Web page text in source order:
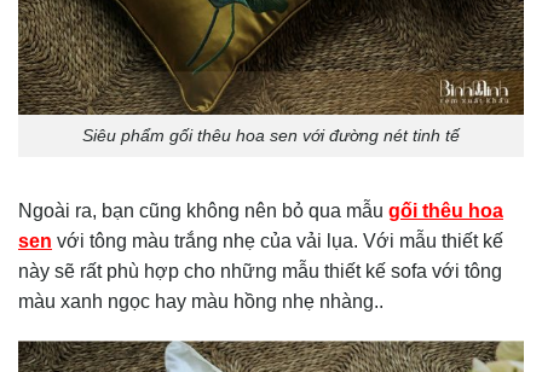
Siêu phẩm gối thêu hoa sen với đường nét tinh tế
Ngoài ra, bạn cũng không nên bỏ qua mẫu gối thêu hoa
sen với tông màu trắng nhẹ của vải lụa. Với mẫu thiết kế
này sẽ rất phù hợp cho những mẫu thiết kế sofa với tông
màu xanh ngọc hay màu hồng nhẹ nhàng..